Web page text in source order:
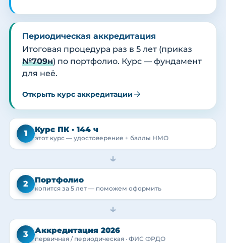
Периодическая аккредитация
Итоговая процедура раз в 5 лет (приказ
№709н) по портфолио. Курс — фундамент
для неё.
Открыть курс аккредитации
1 Курс ПК · 144 ч
этот курс — удостоверение + баллы НМО
→
2 Портфолио
копится за 5 лет — поможем оформить
→
3 Аккредитация 2026
первичная / периодическая · ФИС ФРДО